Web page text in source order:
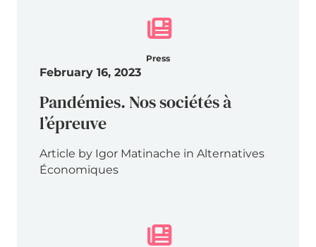
Press
February 16, 2023
Pandémies. Nos sociétés à
l’épreuve
Article by Igor Matinache in Alternatives
Économiques